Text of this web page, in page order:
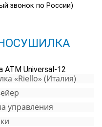
звонок по России)
«Riellо» (Италия)
управления